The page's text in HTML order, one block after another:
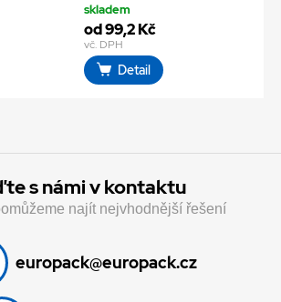
skladem
od 99,2 Kč
vč. DPH
Detail
s námi v kontaktu
najít nejvhodnější řešení
europack@europack.cz